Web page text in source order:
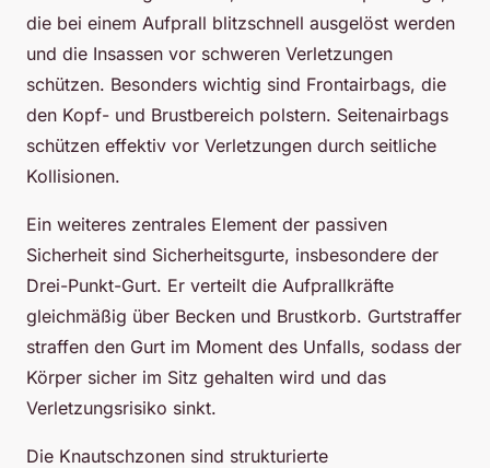
die bei einem Aufprall blitzschnell ausgelöst werden
und die Insassen vor schweren Verletzungen
schützen. Besonders wichtig sind Frontairbags, die
den Kopf- und Brustbereich polstern. Seitenairbags
schützen effektiv vor Verletzungen durch seitliche
Kollisionen.
Ein weiteres zentrales Element der passiven
Sicherheit sind Sicherheitsgurte, insbesondere der
Drei-Punkt-Gurt. Er verteilt die Aufprallkräfte
gleichmäßig über Becken und Brustkorb. Gurtstraffer
straffen den Gurt im Moment des Unfalls, sodass der
Körper sicher im Sitz gehalten wird und das
Verletzungsrisiko sinkt.
Die Knautschzonen sind strukturierte